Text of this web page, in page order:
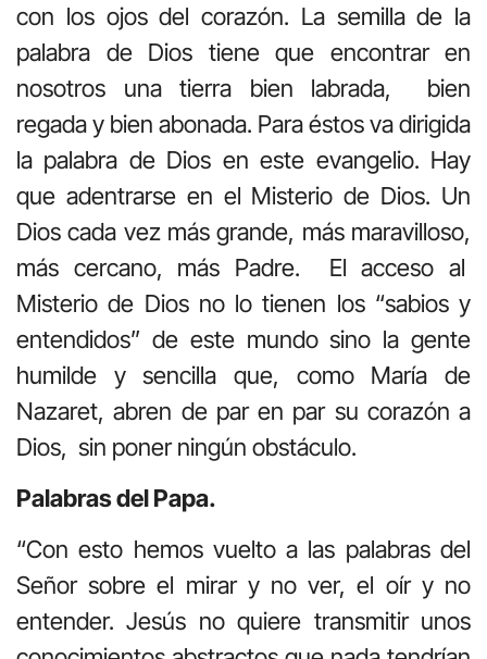
con los ojos del corazón. La semilla de la
palabra de Dios tiene que encontrar en
nosotros una tierra bien labrada, bien
regada y bien abonada. Para éstos va dirigida
la palabra de Dios en este evangelio. Hay
que adentrarse en el Misterio de Dios. Un
Dios cada vez más grande, más maravilloso,
más cercano, más Padre. El acceso al
Misterio de Dios no lo tienen los “sabios y
entendidos” de este mundo sino la gente
humilde y sencilla que, como María de
Nazaret, abren de par en par su corazón a
Dios, sin poner ningún obstáculo.
Palabras del Papa.
“Con esto hemos vuelto a las palabras del
Señor sobre el mirar y no ver, el oír y no
entender. Jesús no quiere transmitir unos